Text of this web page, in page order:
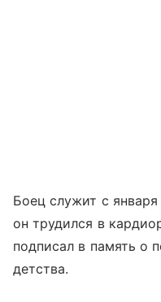
Боец служит с января
он трудился в
подписал в память о
детства.